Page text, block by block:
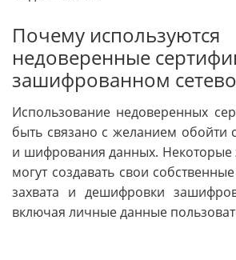
Почему используются
недоверенные
зашифрованном
Использование недоверенных
быть связано с желанием обойти
и шифрования данных.
могут создавать свои
захвата и дешифровки
включая личные данные